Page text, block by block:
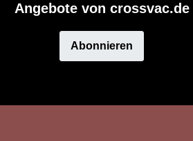
Angebote von crossvac.de
Abonnieren